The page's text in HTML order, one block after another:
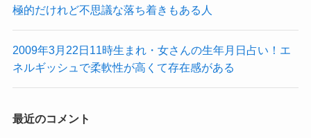
極的だけれど不思議な落ち着きもある人
2009年3月22日11時生まれ・女さんの生年月日占い！エ
ネルギッシュで柔軟性が高くて存在感がある
最近のコメント